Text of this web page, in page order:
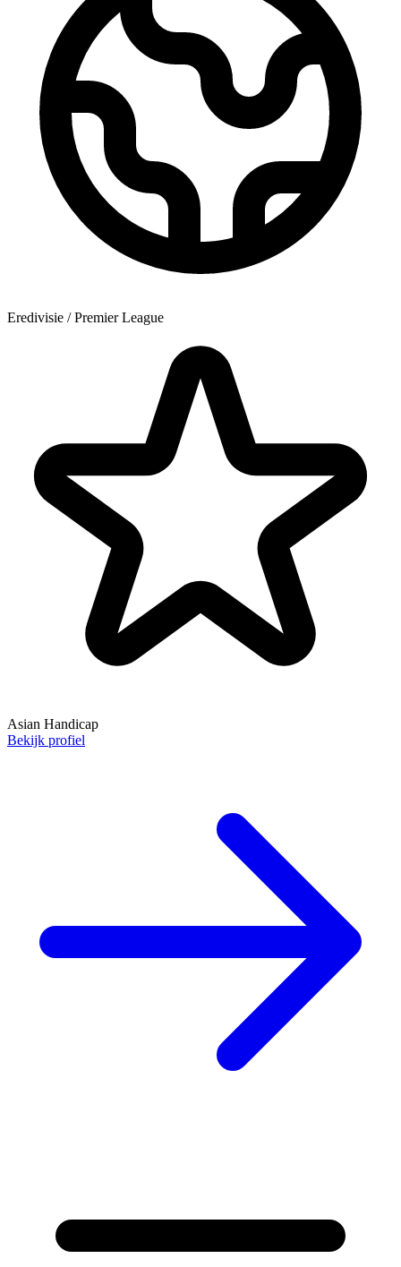
Eredivisie / Premier League
Asian Handicap
Bekijk profiel